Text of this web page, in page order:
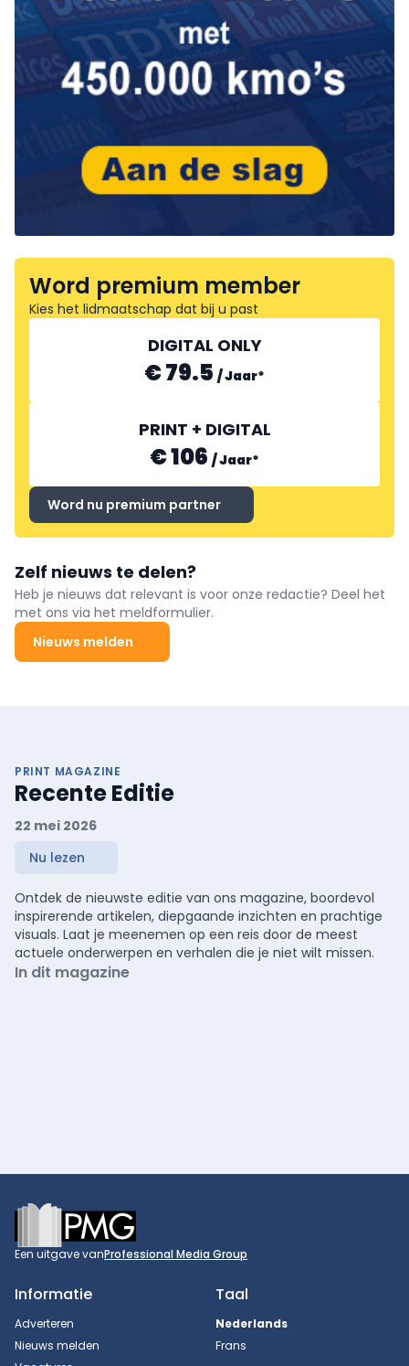
Word premium member
Kies het lidmaatschap dat bij u past
DIGITAL ONLY
€ 79.5 /Jaar*
PRINT + DIGITAL
€ 106 /Jaar*
Word nu premium partner
Zelf nieuws te delen?
Heb je nieuws dat relevant is voor onze redactie? Deel het
met ons via het meldformulier.
Nieuws melden
PRINT MAGAZINE
Recente Editie
22 mei 2026
Nu lezen
Ontdek de nieuwste editie van ons magazine, boordevol
inspirerende artikelen, diepgaande inzichten en prachtige
visuals. Laat je meenemen op een reis door de meest
actuele onderwerpen en verhalen die je niet wilt missen.
In dit magazine
Footer
Een uitgave vanProfessional Media Group
Informatie
Adverteren
Nieuws melden
Taal
Nederlands
Frans